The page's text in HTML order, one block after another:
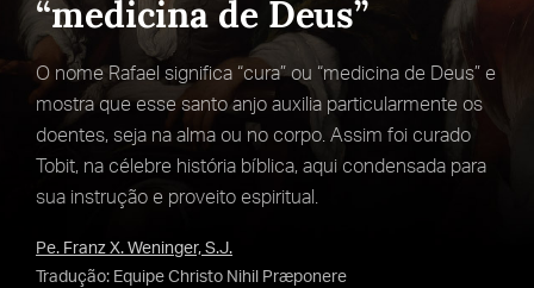
“medicina de Deus”
O nome Rafael significa “cura” ou “medicina de Deus” e
mostra que esse santo anjo auxilia particularmente os
doentes, seja na alma ou no corpo. Assim foi curado
Tobit, na célebre história bíblica, aqui condensada para
sua instrução e proveito espiritual.
Pe. Franz X. Weninger, S.J.
Tradução: Equipe Christo Nihil Præponere